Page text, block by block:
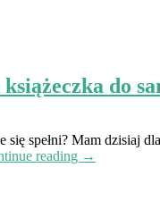
do
spełni? Mam dzisiaj
reading →